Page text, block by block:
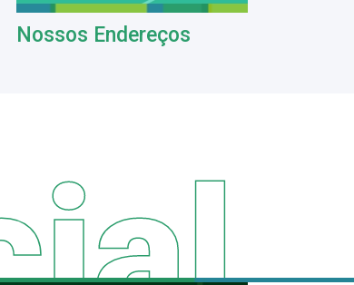
Nossos Endereços